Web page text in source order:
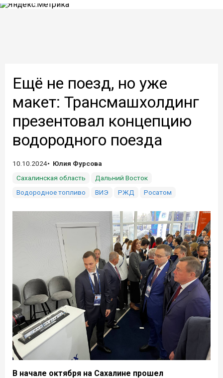
Ещё не поезд, но уже
макет: Трансмашхолдинг
презентовал концепцию
водородного поезда
10.10.2024
Юлия Фурсова
Сахалинская область
Дальний Восток
Водородное топливо
ВИЭ РЖД Росатом
В начале октября на Сахалине прошел